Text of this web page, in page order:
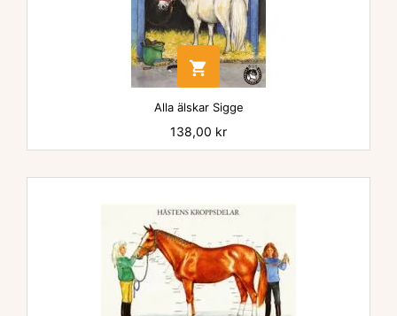

Alla älskar Sigge
Pris
138,00 kr